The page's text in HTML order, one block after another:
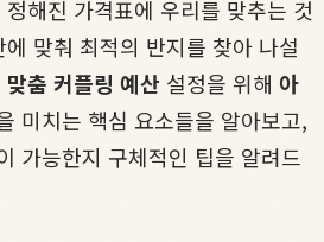
해진 가격표에 우리를 맞추는 것
맞춰 최적의 반지를 찾아 나설
맞춤 커플링 예산 설정을 위해 아
미치는 핵심 요소들을 알아보고,
가능한지 구체적인 팁을 알려드